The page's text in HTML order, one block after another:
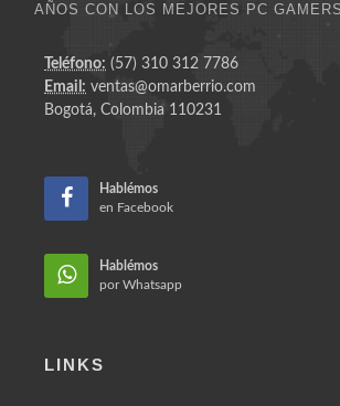
AÑOS CON LOS MEJORES PC
Teléfono: (57) 310 312 7786
Email: ventas@omarberrio.com
Bogotá, Colombia 110231
Hablémos
en Facebook
Hablémos
por Whatsapp
LINKS